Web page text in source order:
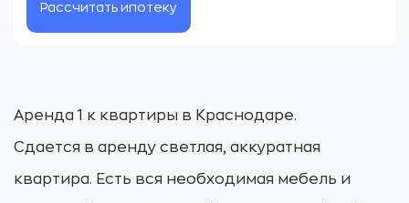
Рассчитать ипотеку
Аренда 1 к квартиры в Краснодаре.
Сдается в аренду светлая, аккуратная
квартира. Есть вся необходимая мебель и